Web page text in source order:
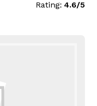
Rating: 4.6/5